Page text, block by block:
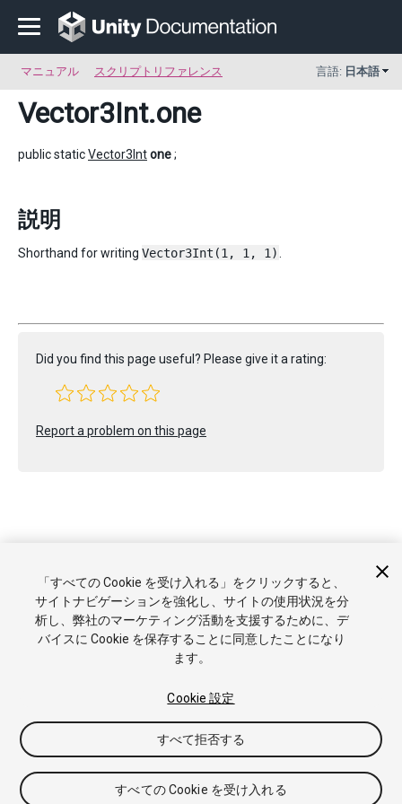
マニュアル スクリプトリファレンス 言語: 日本語
Vector3Int.one
public staticVector3Intone;
説明
Shorthand for writing Vector3Int(1, 1, 1)
Did you find this page useful? Please give it a rating:
Report a problem on this page
チュートリアル
Answers ナレッジベース フォーラム
ットストア
商標と利用規約 法律関連
プライバシーポリシー
クッキー
私の個人情報を販売または共有しない
Cookie 優先設定
「すべての Cookie を受け入れる」をクリックすると、
サイトナビゲーションを強化し、サイトの使用状況を分
析し、弊社のマーケティング活動を支援するために、デ
バイスに Cookie を保存することに同意したことになり
ます。
Cookie 設定
すべて拒否する
すべての Cookie を受け入れる